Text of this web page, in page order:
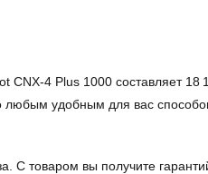
4 Plus 1000 составляет 18
любым удобным для вас
С товаром вы получите